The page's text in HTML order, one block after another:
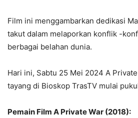
Film ini menggambarkan dedikasi
takut dalam melaporkan konflik -
berbagai belahan dunia.
Hari ini, Sabtu 25 Mei 2024 A
tayang di Bioskop TrasTV mulai
Pemain Film A Private War (2018):